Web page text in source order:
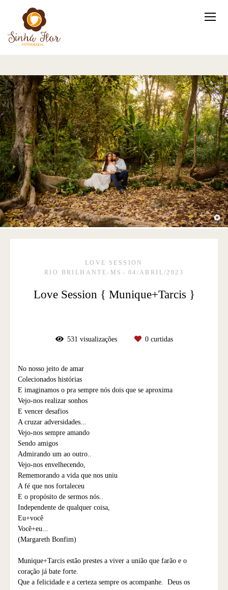
LOVE SESSION
RIO BRILHANTE-MS
04/ABRIL/2023
Love Session { Munique+Tarcis }
531 visualizações 0curtidas
No nosso jeito de amar
Colecionados histórias
E imaginamos o pra sempre nós dois que se aproxima
Vejo-nos realizar sonhos
E vencer desafios
A cruzar adversidades...
Vejo-nos sempre amando
Sendo amigos
Admirando um ao outro..
Vejo-nos envelhecendo,
Rememorando a vida que nos uniu
A fé que nos fortaleceu
E o propósito de sermos nós..
Independente de qualquer coisa,
Eu+você
Você+eu...
(Margareth Bonfim)
Munique+Tarcis estão prestes a viver a união que farão e o
coração já bate forte.
Que a felicidade e a certeza sempre os acompanhe. Deus os